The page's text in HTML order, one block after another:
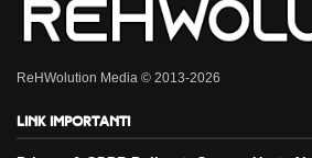
ReHWolution Media © 2013-2026
Link importanti